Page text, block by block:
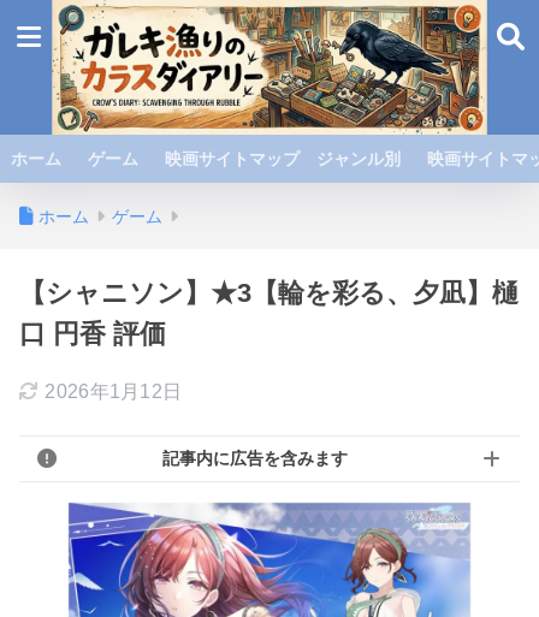
ホーム ゲーム 映画サイトマップ ジャンル別 映画サイト
ホーム ゲーム
【シャニソン】★3【輪を彩る、夕凪】樋
口 円香 評価
2026年1月12日
記事内に広告を含みます